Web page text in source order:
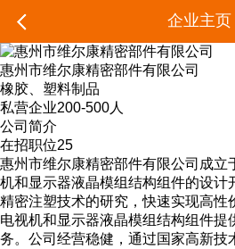
企业主页
惠州市维尔康精密部件有限公司
橡胶、塑料制品
私营企业200-500人
公司简介
在招职位25
惠州市维尔康精密部件有限公司成立
机和显示器液晶模组结构组件的设计
精密注塑技术的研究，快速实现高性
电视机和显示器液晶模组结构组件提
务。公司经营稳健，通过国家高新技